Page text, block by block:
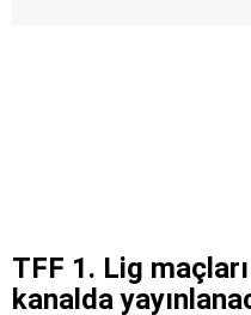
TFF 1. Lig
kanalda